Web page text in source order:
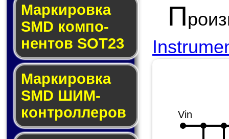
Маркировка
SMD ком­по­
нен­тов SOT23
Маркировка
SMD ШИМ-
кон­трол­ле­ров
П
Vin